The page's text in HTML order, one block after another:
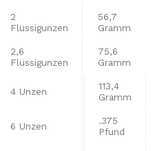
2
Flüssigunzen
56,7
Gramm
2,6
Flüssigunzen
75,6
Gramm
4 Unzen
113,4
Gramm
6 Unzen
.375
Pfund